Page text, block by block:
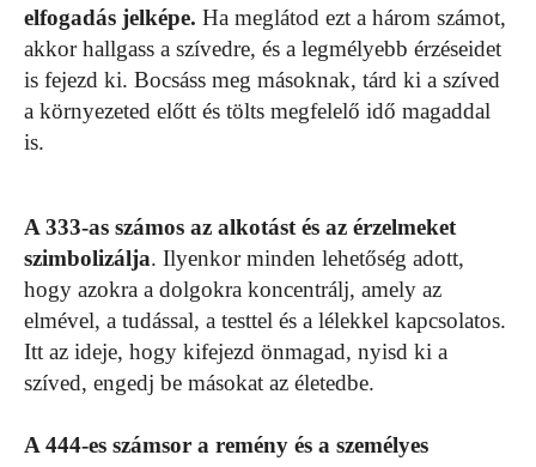
elfogadás jelképe. Ha meglátod ezt a három számot,
akkor hallgass a szívedre, és a legmélyebb érzéseidet
is fejezd ki. Bocsáss meg másoknak, tárd ki a szíved
a környezeted előtt és tölts megfelelő idő magaddal
is.
A 333-as számos az alkotást és az érzelmeket
szimbolizálja. Ilyenkor minden lehetőség adott,
hogy azokra a dolgokra koncentrálj, amely az
elmével, a tudással, a testtel és a lélekkel kapcsolatos.
Itt az ideje, hogy kifejezd önmagad, nyisd ki a
szíved, engedj be másokat az életedbe.
A 444-es számsor a remény és a személyes